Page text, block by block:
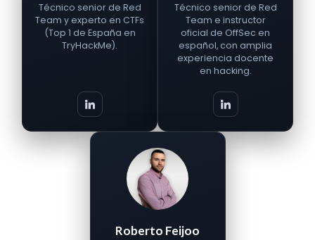
Técnico senior de Red
Team y experto en CTFs
(Top 1 de España en
TryHackMe).
Técnico senior de Red
Team e instructor
oficial de OffSec en
español, con amplia
experiencia docente
en hacking.
Roberto Feijoo